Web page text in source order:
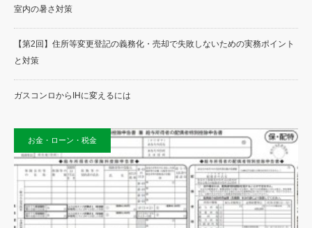
室内の暑さ対策
【第2回】住所等変更登記の義務化・売却で失敗しないための実務ポイント
と対策
ガスコンロからIHに変えるには
お金・ローン・税金